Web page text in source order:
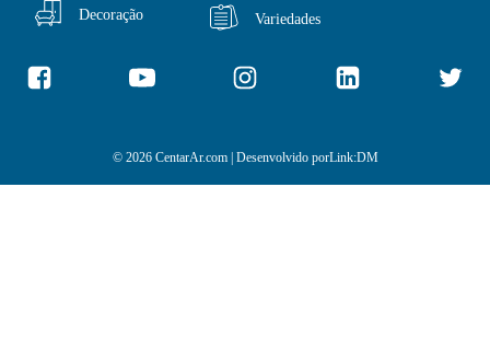
Decoração Variedades
© 2026 CentarAr.com | Desenvolvido porLink:DM